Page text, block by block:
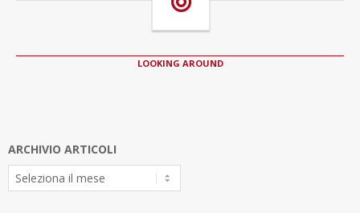
LOOKING AROUND
ARCHIVIO ARTICOLI
Archivio
Articoli